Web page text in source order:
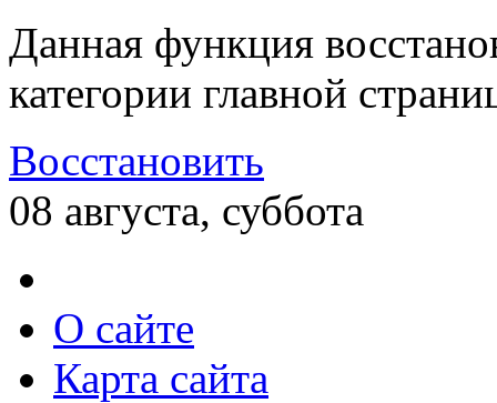
Данная функция
категории главной
Восстановить
08 августа, суббота
О сайте
Карта сайта